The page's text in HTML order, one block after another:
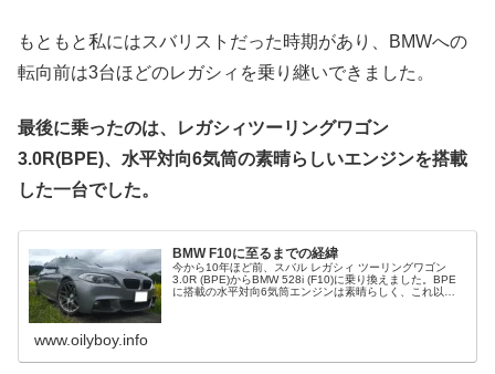
もともと私にはスバリストだった時期があり、BMWへの
転向前は3台ほどのレガシィを乗り継いできました。
最後に乗ったのは、レガシィツーリングワゴン
3.0R(BPE)、水平対向6気筒の素晴らしいエンジンを搭載
した一台でした。
BMW F10に至るまでの経緯
今から10年ほど前、スバル レガシィ ツーリングワゴン
3.0R (BPE)からBMW 528i (F10)に乗り換えました。BPE
に搭載の水平対向6気筒エンジンは素晴らしく、これ以上
www.oilyboy.info